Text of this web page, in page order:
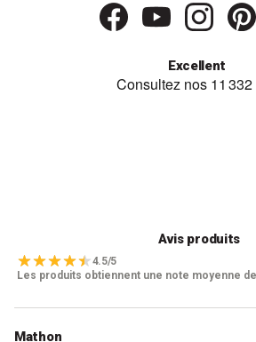
Excellent
Avis produits
4.5/5
Les produits obtiennent une note moyenne
Mathon